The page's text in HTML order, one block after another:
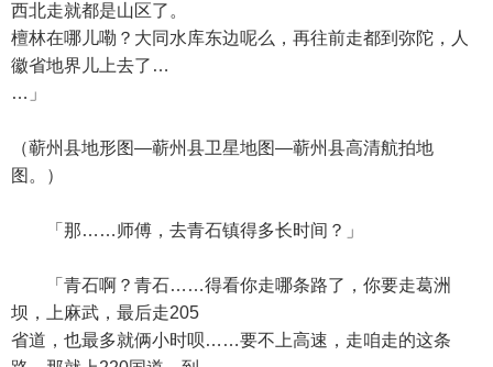
西北走就都是山区了。
檀林在哪儿嘞？大同水库东边呢么，再往前走都到弥陀，人
徽省地界儿上去了…
…」
（蕲州县地形图—蕲州县卫星地图—蕲州县高清航拍地
图。）
「那……师傅，去青石镇得多长时间？」
「青石啊？青石……得看你走哪条路了，你要走葛洲
坝，上麻武，最后走205
省道，也最多就俩小时呗……要不上高速，走咱走的这条